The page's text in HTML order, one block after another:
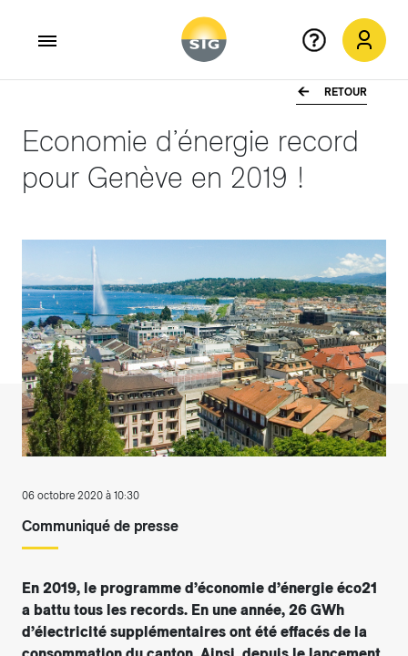
RETOUR
Economie d’énergie record
pour Genève en 2019 !
06 octobre 2020 à 10:30
Communiqué de presse
En 2019, le programme d’économie d’énergie éco21
a battu tous les records. En une année, 26 GWh
d’électricité supplémentaires ont été effacés de la